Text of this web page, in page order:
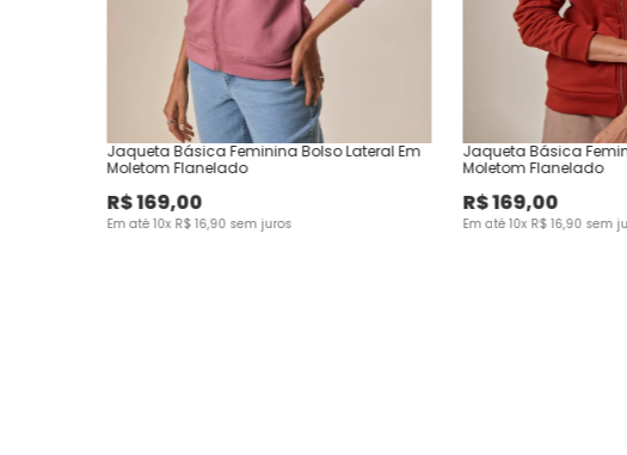
Jaqueta Básica Feminina Bolso Lateral Em
Moletom Flanelado
R$169,00
Em até10x R$ 16,90 sem juros
Jaqueta Básica
Moletom Flanelado
R$169,00
Em até10x R$ 16,90 sem